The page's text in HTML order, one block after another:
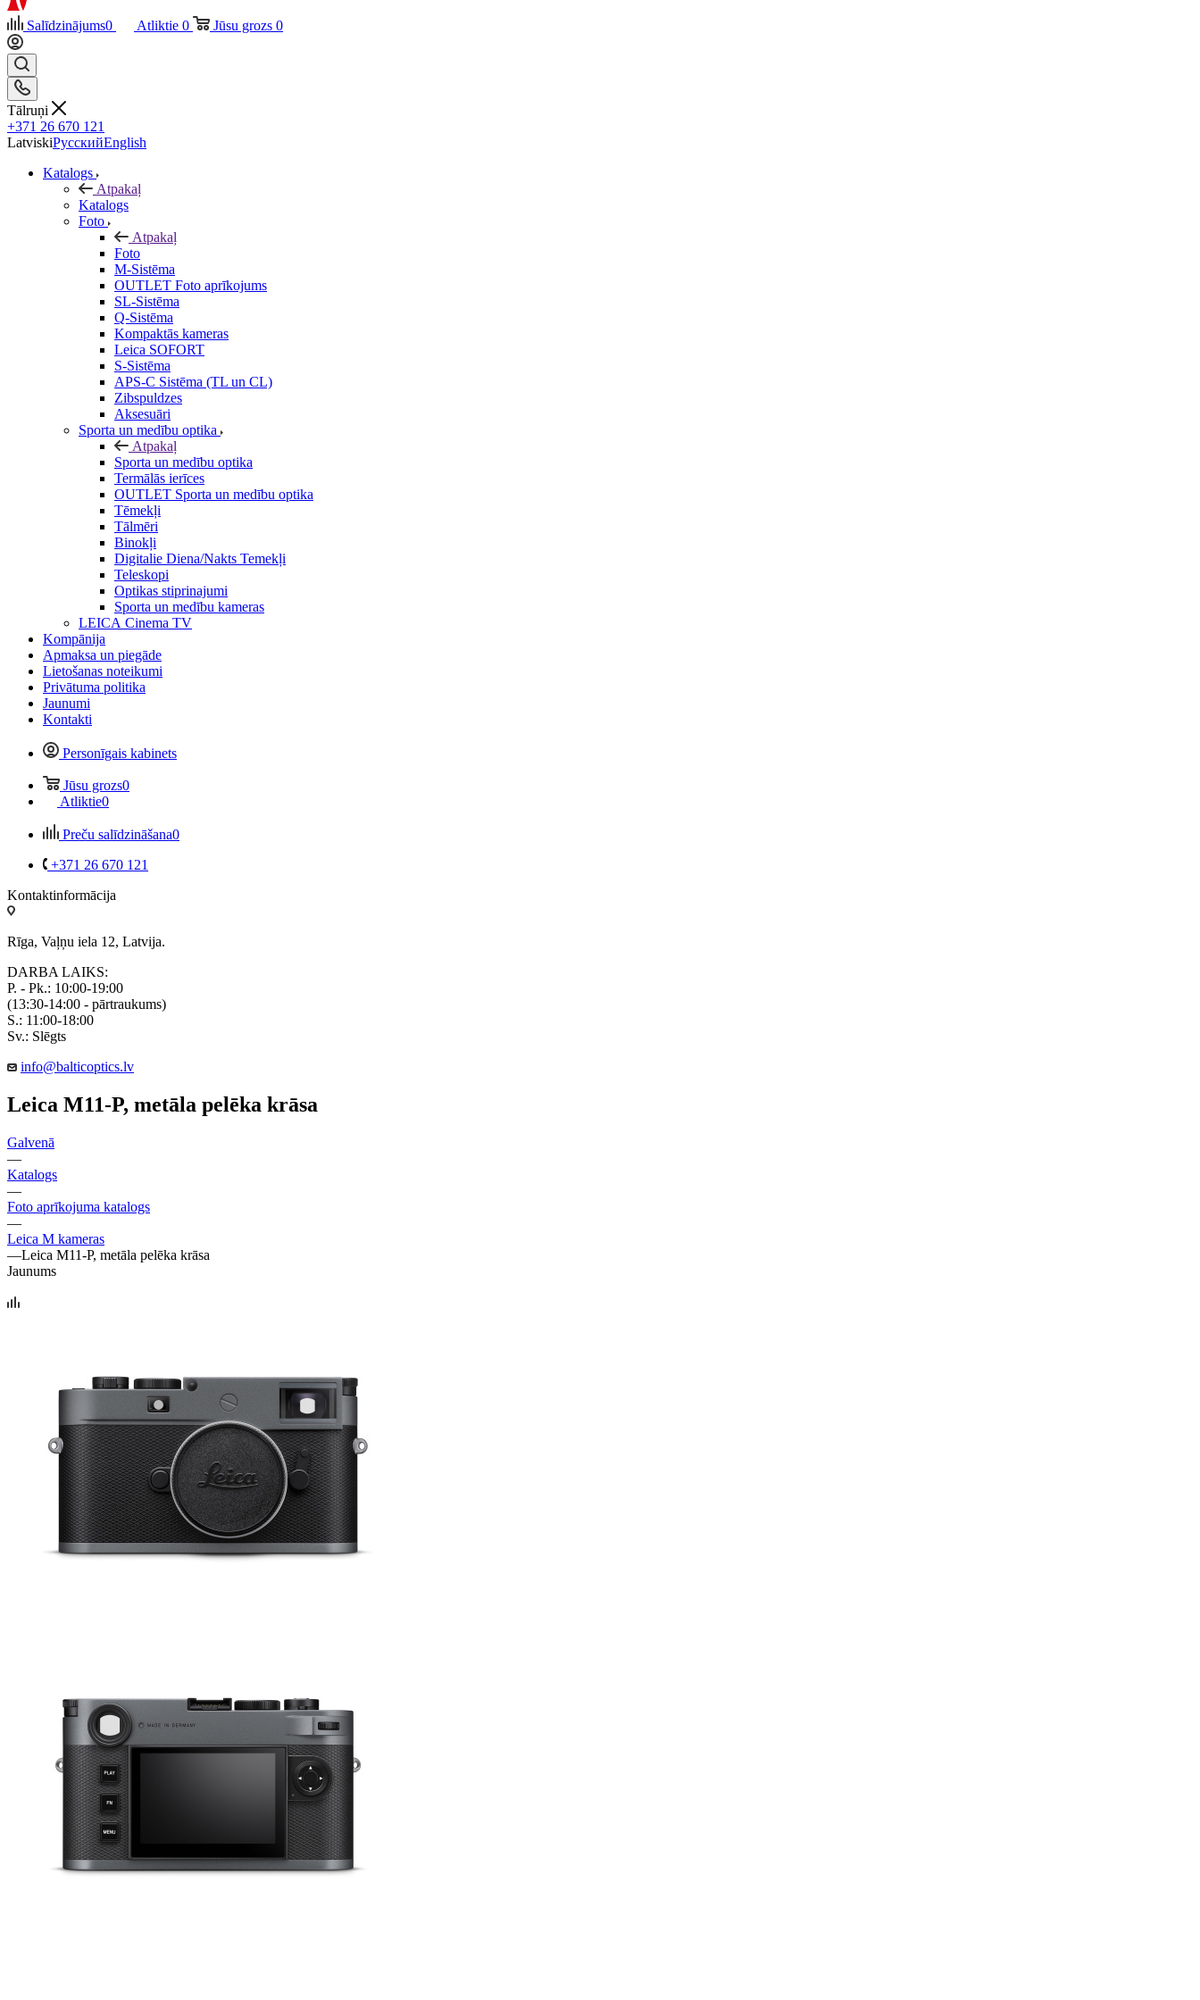
Salīdzinājums0 Atliktie 0 Jūsu grozs 0
Tālruņi
+371 26 670 121
LatviskiРусскийEnglish
Katalogs
Atpakaļ
Katalogs
Foto
Atpakaļ
Foto
M-Sistēma
OUTLET Foto aprīkojums
SL-Sistēma
Q-Sistēma
Kompaktās kameras
Leica SOFORT
S-Sistēma
APS-C Sistēma (TL un CL)
Zibspuldzes
Aksesuāri
Sporta un medību optika
Atpakaļ
Sporta un medību optika
Termālās ierīces
OUTLET Sporta un medību optika
Tēmekļi
Tālmēri
Binokļi
Digitalie Diena/Nakts Temekļi
Teleskopi
Optikas stiprinajumi
Sporta un medību kameras
LEICA Cinema TV
Kompānija
Apmaksa un piegāde
Lietošanas noteikumi
Privātuma politika
Jaunumi
Kontakti
Personīgais kabinets
Jūsu grozs0
Atliktie0
Preču salīdzināšana0
+371 26 670 121
Kontaktinformācija
Rīga, Vaļņu iela 12, Latvija.
DARBA LAIKS:
P. - Pk.: 10:00-19:00
(13:30-14:00 - pārtraukums)
S.: 11:00-18:00
Sv.: Slēgts
info@balticoptics.lv
Leica M11-P, metāla pelēka krāsa
Galvenā
—
Katalogs
—
Foto aprīkojuma katalogs
—
Leica M kameras
—Leica M11-P, metāla pelēka krāsa
Jaunums